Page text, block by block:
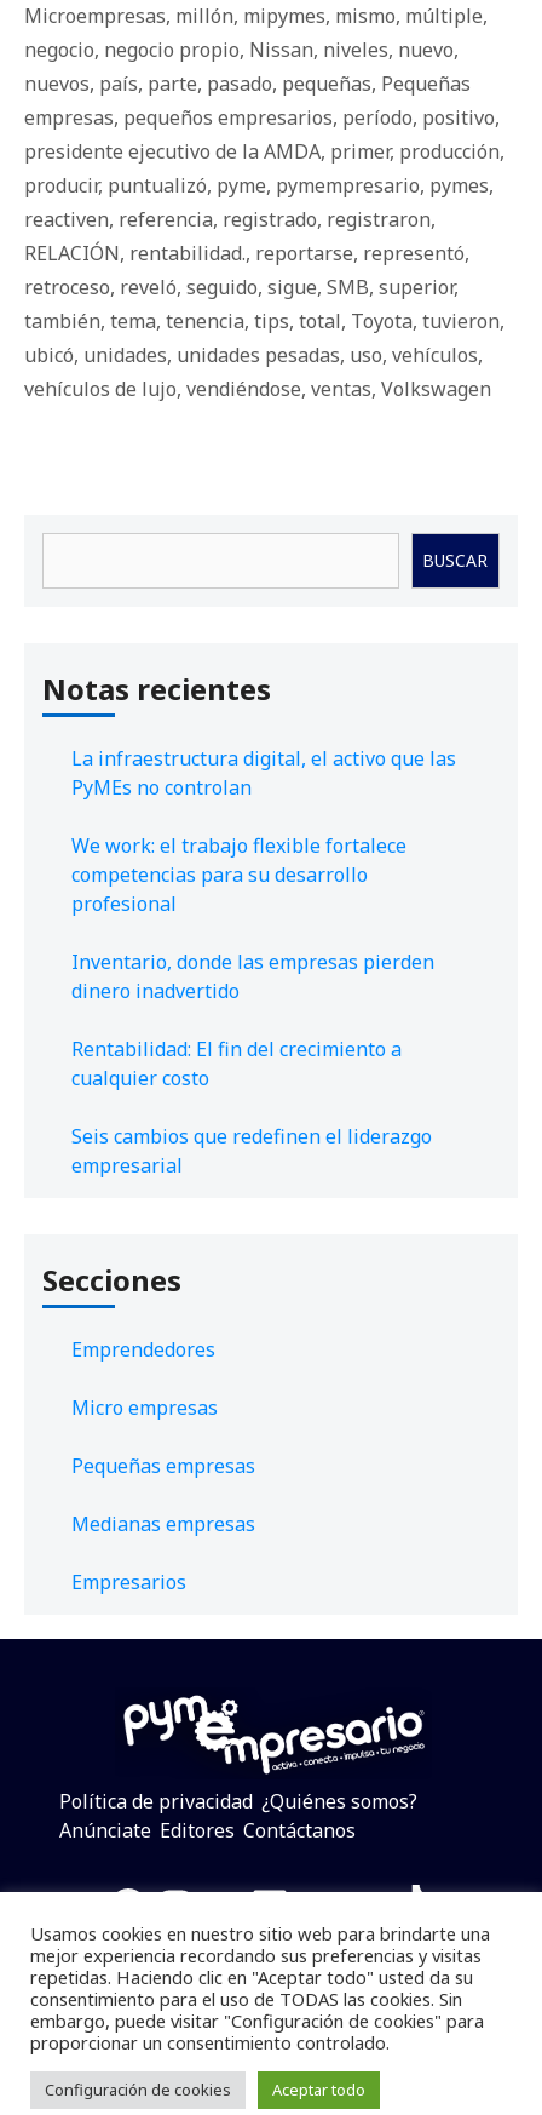
Microempresas, millón, mipymes, mismo, múltiple,
negocio, negocio propio, Nissan, niveles, nuevo,
nuevos, país, parte, pasado, pequeñas, Pequeñas
empresas, pequeños empresarios, período, positivo,
presidente ejecutivo de la AMDA, primer, producción,
producir, puntualizó, pyme, pymempresario, pymes,
reactiven, referencia, registrado, registraron,
RELACIÓN, rentabilidad., reportarse, representó,
retroceso, reveló, seguido, sigue, SMB, superior,
también, tema, tenencia, tips, total, Toyota, tuvieron,
ubicó, unidades, unidades pesadas, uso, vehículos,
vehículos de lujo, vendiéndose, ventas, Volkswagen
BUSCAR
Notas recientes
La infraestructura digital, el activo que las
PyMEs no controlan
We work: el trabajo flexible fortalece
competencias para su desarrollo
profesional
Inventario, donde las empresas pierden
dinero inadvertido
Rentabilidad: El fin del crecimiento a
cualquier costo
Seis cambios que redefinen el liderazgo
empresarial
Secciones
Emprendedores
Micro empresas
Pequeñas empresas
Medianas empresas
Empresarios
Política de privacidad ¿Quiénes somos?
Anúnciate Editores Contáctanos
Facebook
Instagram
Twitter
LinkedIn
Telegram
YouTube
TikTok
Pymempresario © 2025 Todos los derechos reservados.
Se prohibe el uso de la información total o parcial sin
dar referencia a la fuente.
Desarrollado poryalla ya!
Usamos cookies en nuestro sitio web para brindarte una
mejor experiencia recordando sus preferencias y visitas
repetidas. Haciendo clic en "Aceptar todo" usted da su
consentimiento para el uso de TODAS las cookies. Sin
embargo, puede visitar "Configuración de cookies" para
proporcionar un consentimiento controlado.
Configuración de cookies Aceptar todo